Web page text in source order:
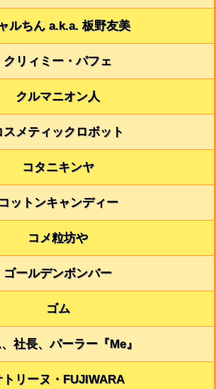
ルちん a.k.a. 板野友美
クリィミー・パフェ
クルマニオン人
スメティックロボット
コタニキンヤ
コットンキャンディー
コメ粒坊や
ゴールデンボンバー
ゴム
社長、パーラー『Me』
トリーヌ・FUJIWARA